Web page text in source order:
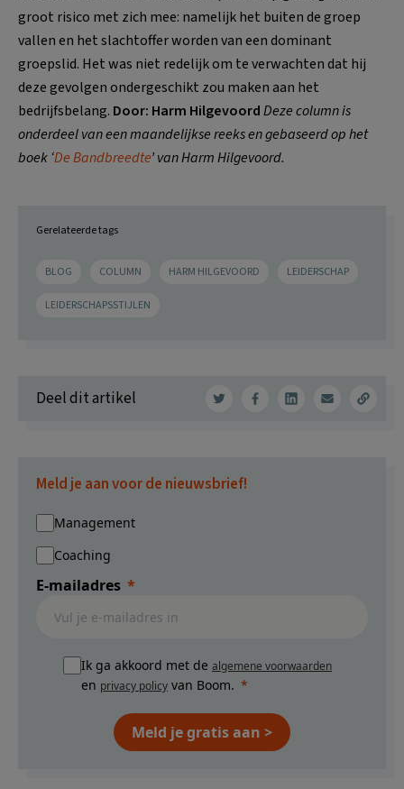
groot risico met zich mee: namelijk het buiten de groep
vallen en het slachtoffer worden van een dominant
groepslid. Het was niet redelijk om te verwachten dat hij
deze gevolgen ondergeschikt zou maken aan het
bedrijfsbelang. Door: Harm HilgevoordDeze column is
onderdeel van een maandelijkse reeks en gebaseerd op het
boek ‘De Bandbreedte’ van Harm Hilgevoord.
Gerelateerde tags
BLOG COLUMN HARM HILGEVOORD LEIDERSCHAP
LEIDERSCHAPSSTIJLEN
Deel dit artikel
Meld je aan voor de nieuwsbrief!
Management
Coaching
E-mailadres
Ik ga akkoord met de algemene voorwaarden
en privacy policy van Boom.
Meld je gratis aan >